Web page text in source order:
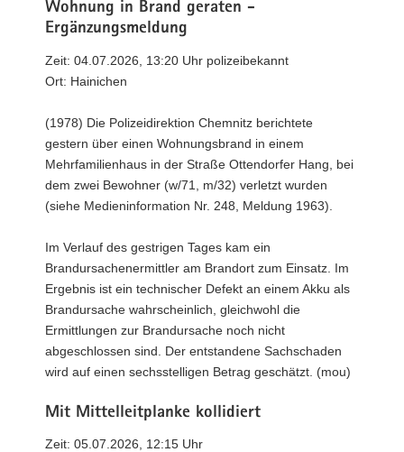
Wohnung in Brand geraten -
Ergänzungsmeldung
Zeit: 04.07.2026, 13:20 Uhr polizeibekannt
Ort: Hainichen
(1978) Die Polizeidirektion Chemnitz berichtete
gestern über einen Wohnungsbrand in einem
Mehrfamilienhaus in der Straße Ottendorfer Hang, bei
dem zwei Bewohner (w/71, m/32) verletzt wurden
(siehe Medieninformation Nr. 248, Meldung 1963).
Im Verlauf des gestrigen Tages kam ein
Brandursachenermittler am Brandort zum Einsatz. Im
Ergebnis ist ein technischer Defekt an einem Akku als
Brandursache wahrscheinlich, gleichwohl die
Ermittlungen zur Brandursache noch nicht
abgeschlossen sind. Der entstandene Sachschaden
wird auf einen sechsstelligen Betrag geschätzt. (mou)
Mit Mittelleitplanke kollidiert
Zeit: 05.07.2026, 12:15 Uhr